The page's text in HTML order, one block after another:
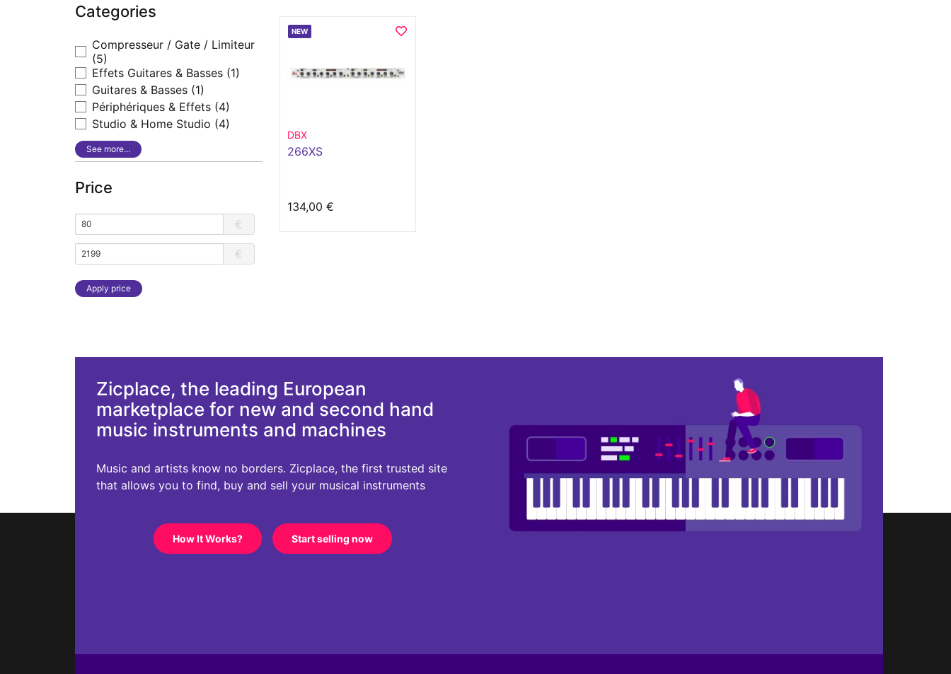
Categories
Compresseur / Gate / Limiteur
(5)
Effets Guitares & Basses (1)
Guitares & Basses (1)
Périphériques & Effets (4)
Studio & Home Studio (4)
See more...
Price
€
€
Apply price
NEW
DBX
266XS
134,00 €
Zicplace, the leading European
marketplace for new and second hand
music instruments and machines
Music and artists know no borders. Zicplace, the first trusted site
that allows you to find, buy and sell your musical instruments
How It Works? Start selling now